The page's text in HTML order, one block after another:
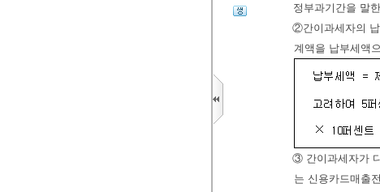
정부과기간을 말
②간이과세자의 납
계액을 납부세액
③ 간이과세자가
는 신용카드매출